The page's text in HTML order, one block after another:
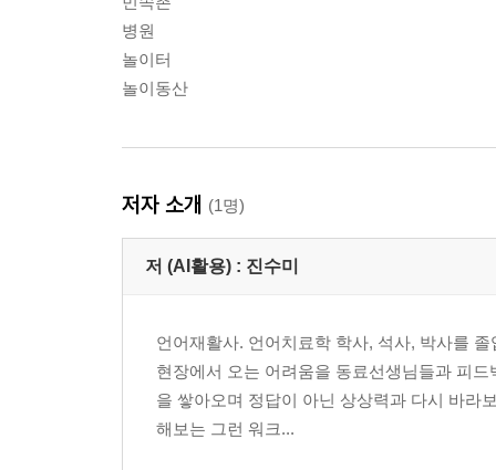
병원
놀이터
놀이동산
저자 소개 (1명)
저 (AI활용) : 진수미
언어재활사. 언어치료학 학사, 석사, 박사를
현장에서 오는 어려움을 동료선생님들과 피
을 쌓아오며 정답이 아닌 상상력과 다시 바라
해보는 그런 워크...